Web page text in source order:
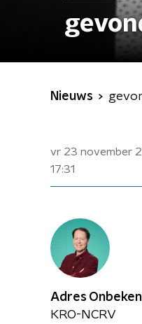
Nieuws
vr 23 november
17:31
Adres
KRO-NCRV